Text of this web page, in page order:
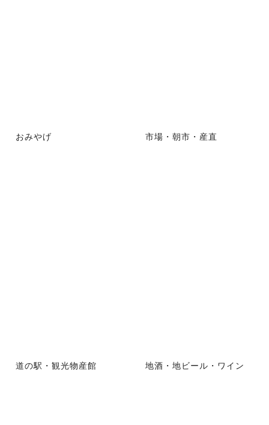
おみやげ 市場・朝市・産直
道の駅・観光物産館 地酒・地ビール・ワイン